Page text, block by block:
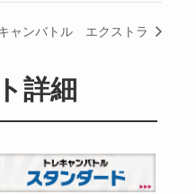
ャンバトル エクストラ
詳細